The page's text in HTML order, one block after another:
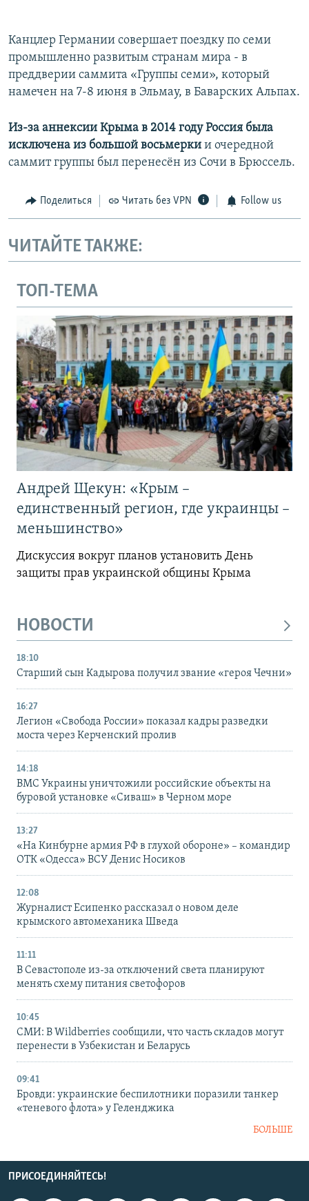
Канцлер Германии совершает поездку по семи
промышленно развитым странам мира - в
преддверии саммита «Группы семи», который
намечен на 7-8 июня в Эльмау, в Баварских Альпах.
Из-за аннексии Крыма в 2014 году Россия была
исключена из большой восьмерки и очередной
саммит группы был перенесён из Сочи в Брюссель.
Поделиться Читать без VPN Follow us
ЧИТАЙТЕ ТАКЖЕ:
ТОП-ТЕМА
Андрей Щекун: «Крым –
единственный регион, где украинцы –
меньшинство»
Дискуссия вокруг планов установить День
защиты прав украинской общины Крыма
НОВОСТИ
18:10
Старший сын Кадырова получил звание «героя Чечни»
16:27
Легион «Свобода России» показал кадры разведки
моста через Керченский пролив
14:18
ВМС Украины уничтожили российские объекты на
буровой установке «Сиваш» в Черном море
13:27
«На Кинбурне армия РФ в глухой обороне» – командир
ОТК «Одесса» ВСУ Денис Носиков
12:08
Журналист Есипенко рассказал о новом деле
крымского автомеханика Шведа
11:11
В Севастополе из-за отключений света планируют
менять схему питания светофоров
10:45
СМИ: В Wildberries сообщили, что часть складов могут
перенести в Узбекистан и Беларусь
09:41
Бровди: украинские беспилотники поразили танкер
«теневого флота» у Геленджика
БОЛЬШЕ
ПРИСОЕДИНЯЙТЕСЬ!